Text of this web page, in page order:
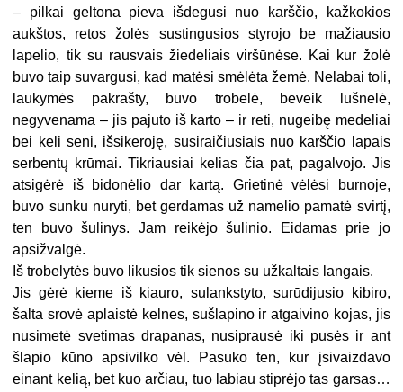
– pilkai geltona pieva išdegusi nuo karščio, kažkokios
aukštos, retos žolės sustingusios styrojo be mažiausio
lapelio, tik su rausvais žiedeliais viršūnėse. Kai kur žolė
buvo taip suvargusi, kad matėsi smėlėta žemė. Nelabai toli,
laukymės pakrašty, buvo trobelė, beveik lūšnelė,
negyvenama – jis pajuto iš karto – ir reti, nugeibę medeliai
bei keli seni, išsikeroję, susiraičiusiais nuo karščio lapais
serbentų krūmai. Tikriausiai kelias čia pat, pagalvojo. Jis
atsigėrė iš bidonėlio dar kartą. Grietinė vėlėsi burnoje,
buvo sunku nuryti, bet gerdamas už namelio pamatė svirtį,
ten buvo šulinys. Jam reikėjo šulinio. Eidamas prie jo
apsižvalgė.
Iš trobelytės buvo likusios tik sienos su užkaltais langais.
Jis gėrė kieme iš kiauro, sulankstyto, surūdijusio kibiro,
šalta srovė aplaistė kelnes, sušlapino ir atgaivino kojas, jis
nusimetė svetimas drapanas, nusiprausė iki pusės ir ant
šlapio kūno apsivilko vėl. Pasuko ten, kur įsivaizdavo
einant kelią, bet kuo arčiau, tuo labiau stiprėjo tas garsas…